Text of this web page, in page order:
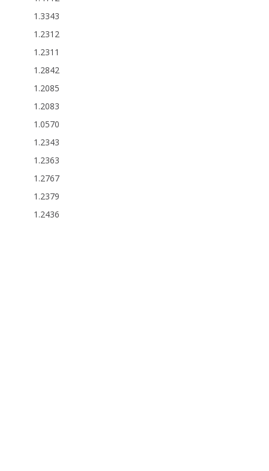
1.3343
1.2312
1.2311
1.2842
1.2085
1.2083
1.0570
1.2343
1.2363
1.2767
1.2379
1.2436